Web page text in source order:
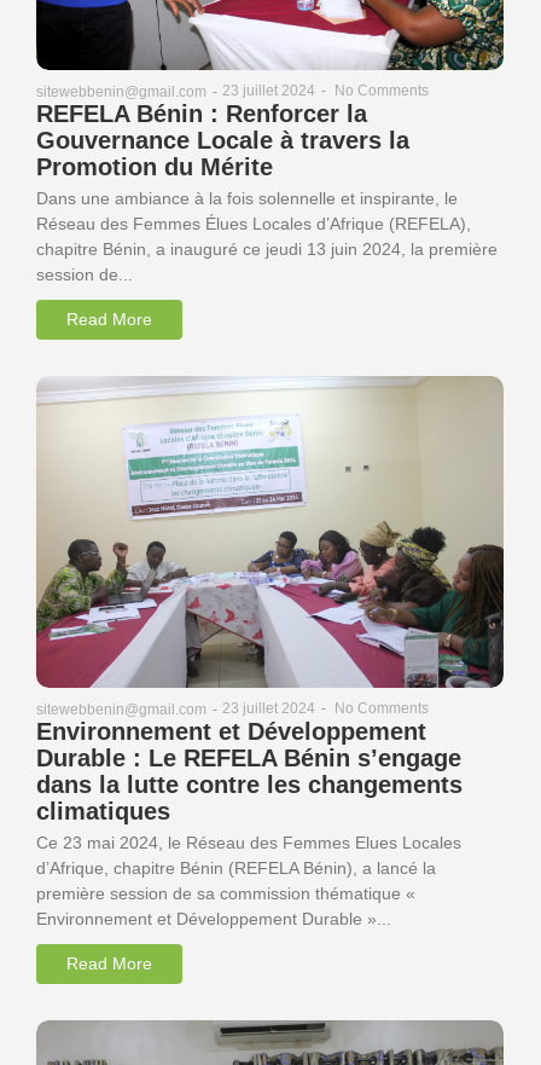
sitewebbenin@gmail.com - 23 juillet 2024 - No Comments
REFELA Bénin : Renforcer la
Gouvernance Locale à travers la
Promotion du Mérite
Dans une ambiance à la fois solennelle et inspirante, le
Réseau des Femmes Élues Locales d’Afrique (REFELA),
chapitre Bénin, a inauguré ce jeudi 13 juin 2024, la première
session de...
Read More
sitewebbenin@gmail.com - 23 juillet 2024 - No Comments
Environnement et Développement
Durable : Le REFELA Bénin s’engage
dans la lutte contre les changements
climatiques
Ce 23 mai 2024, le Réseau des Femmes Elues Locales
d’Afrique, chapitre Bénin (REFELA Bénin), a lancé la
première session de sa commission thématique «
Environnement et Développement Durable »...
Read More